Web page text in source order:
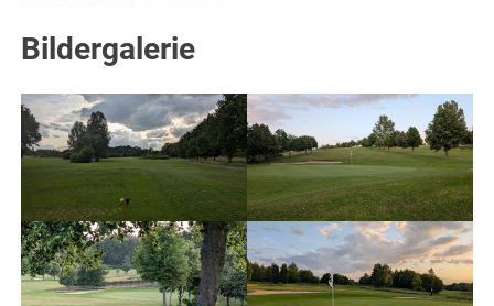
Bildergalerie